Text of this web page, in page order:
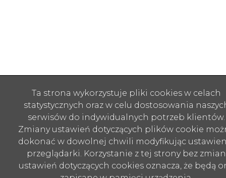
Ta strona wykorzystuje pliki cookies w celach
statystycznych oraz w celu dostosowania
serwisów do indywidualnych potrzeb klientów.
Zmiany ustawień dotyczących plików cookie
dokonać w dowolnej chwili modyfikując
przeglądarki. Korzystanie z tej strony bez zmian
ustawień dotyczących cookies oznacza, że będą